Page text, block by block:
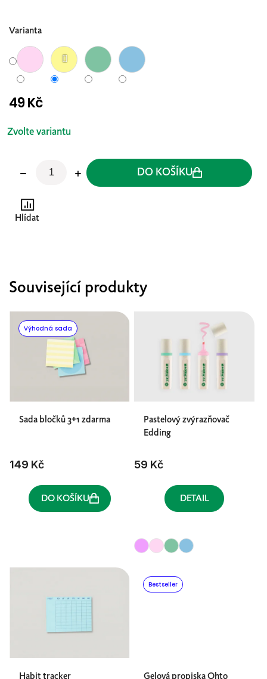
Varianta
49 Kč
Měrná
Zvolte variantu
DO KOŠÍKU
Hlídat
Související produkty
Výhodná sada
Sada bločků 3+1 zdarma
149 Kč
DO KOŠÍKU
Pastelový zvýrazňovač
Edding
59 Kč
DETAIL
Bestseller